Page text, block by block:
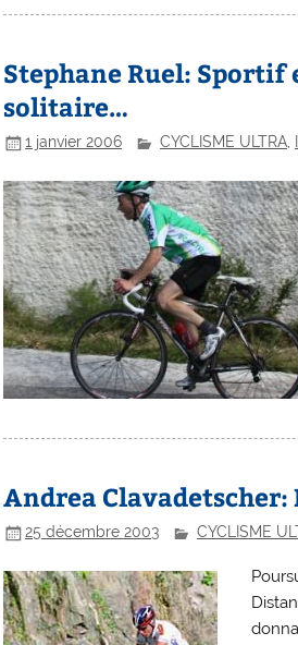
Stephane Ruel:
solitaire…
1 janvier 2006 CYCLISME ULTRA,
Andrea Clavadetscher:
25 décembre 2003 CYCLISME